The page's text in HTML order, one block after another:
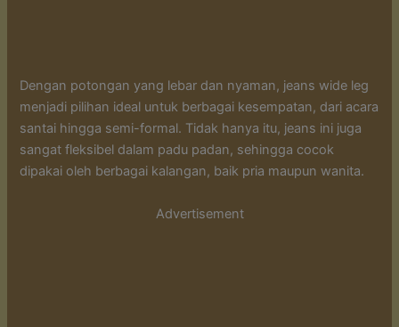
Dengan potongan yang lebar dan nyaman, jeans wide leg
menjadi pilihan ideal untuk berbagai kesempatan, dari acara
santai hingga semi-formal. Tidak hanya itu, jeans ini juga
sangat fleksibel dalam padu padan, sehingga cocok
dipakai oleh berbagai kalangan, baik pria maupun wanita.
Advertisement